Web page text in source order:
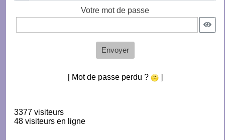
Votre mot de passe
Envoyer
[ Mot de passe perdu ? ]
3377 visiteurs
48 visiteurs en ligne